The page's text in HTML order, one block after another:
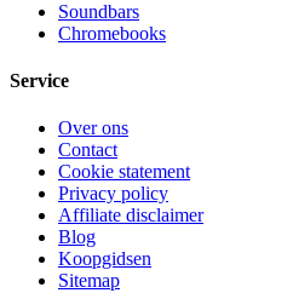
Soundbars
Chromebooks
Service
Over ons
Contact
Cookie statement
Privacy policy
Affiliate disclaimer
Blog
Koopgidsen
Sitemap